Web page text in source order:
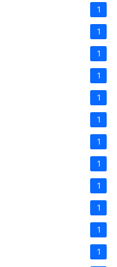
1
1
1
1
1
1
1
1
1
1
1
1